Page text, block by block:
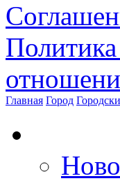
Главная Город